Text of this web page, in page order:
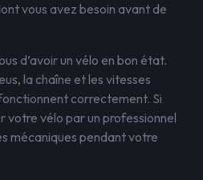
vous avez besoin avant de
d’avoir un vélo en bon état.
la chaîne et les vitesses
correctement. Si
votre vélo par un professionnel
mécaniques pendant votre